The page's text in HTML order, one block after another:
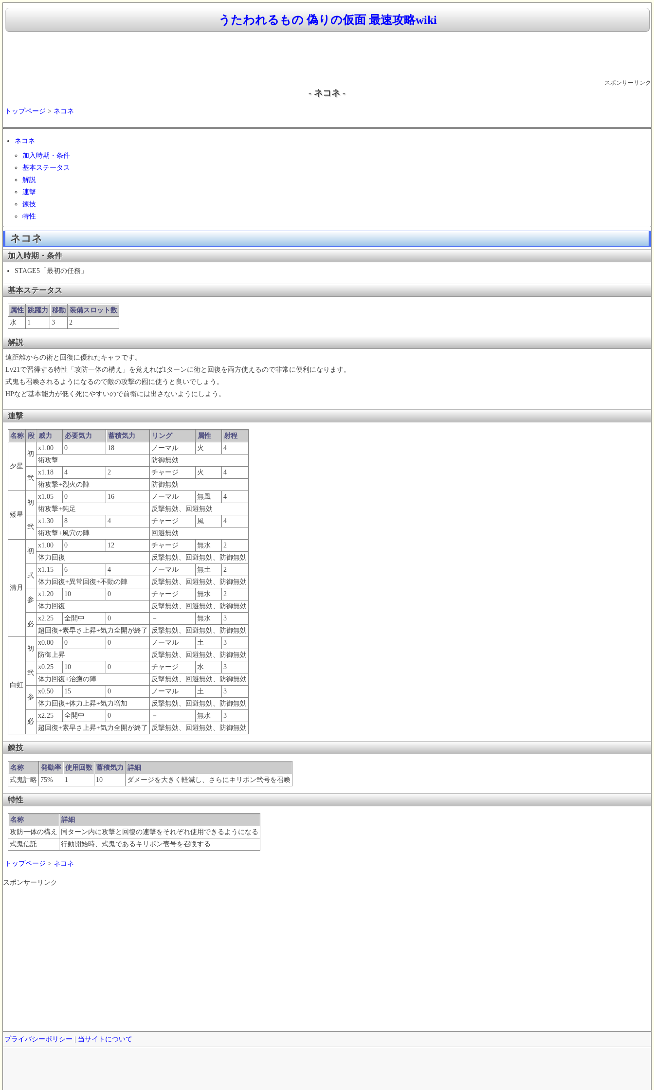
うたわれるもの 偽りの仮面 最速攻略wiki
スポンサーリンク
- ネコネ -
トップページ > ネコネ
ネコネ
加入時期・条件
基本ステータス
解説
連撃
錬技
特性
ネコネ
加入時期・条件
STAGE5「最初の任務」
基本ステータス
属性 跳躍力 移動 装備スロット数
水
1 3 2
解説
遠距離からの術と回復に優れたキャラです。
Lv21で習得する特性「攻防一体の構え」を覚えれば1ターンに術と回復を両方使えるので非常に便利になります。
式鬼も召喚されるようになるので敵の攻撃の囮に使うと良いでしょう。
HPなど基本能力が低く死にやすいので前衛には出さないようにしよう。
連撃
名称 段 威力 必要気力 蓄積気力 リング 属性 射程
夕星
初
x1.00 0 18 ノーマル 火
4
術攻撃
防御無効
弐
x1.18 4 2 チャージ 火
4
術攻撃+烈火の陣
防御無効
矮星
初
x1.05 0 16 ノーマル 無風
4
術攻撃+鈍足
反撃無効、回避無効
弐
x1.30 8 4 チャージ 風
4
術攻撃+風穴の陣
回避無効
清月
初
x1.00 0 12 チャージ 無水
2
体力回復
反撃無効、回避無効、防御無効
弐
x1.15 6 4 ノーマル 無土
2
体力回復+異常回復+不動の陣
反撃無効、回避無効、防御無効
参
x1.20 10 0 チャージ 無水
2
体力回復
反撃無効、回避無効、防御無効
必
x2.25 全開中 0 － 無水
3
超回復+素早さ上昇+気力全開が終了
反撃無効、回避無効、防御無効
白虹
初
x0.00 0 0 ノーマル 土
3
防御上昇
反撃無効、回避無効、防御無効
弐
x0.25 10 0 チャージ 水
3
体力回復+治癒の陣
反撃無効、回避無効、防御無効
参
x0.50 15 0 ノーマル 土
3
体力回復+体力上昇+気力増加
反撃無効、回避無効、防御無効
必
x2.25 全開中 0 － 無水
3
超回復+素早さ上昇+気力全開が終了
反撃無効、回避無効、防御無効
錬技
名称 発動率 使用回数 蓄積気力 詳細
式鬼計略 75% 1 10 ダメージを大きく軽減し、さらにキリポン弐号を召喚
特性
名称
詳細
攻防一体の構え
同ターン内に攻撃と回復の連撃をそれぞれ使用できるようになる
式鬼信託
行動開始時、式鬼であるキリポン壱号を召喚する
トップページ > ネコネ
スポンサーリンク
プライバシーポリシー 当サイトについて